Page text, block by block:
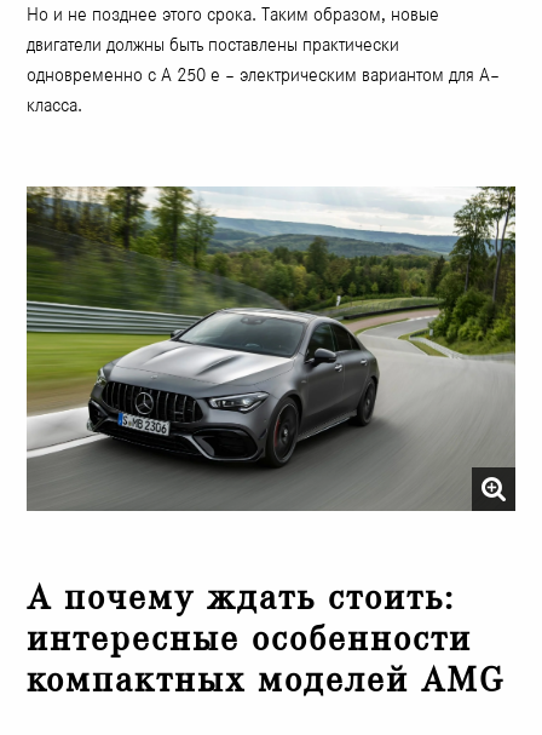
Но и не позднее этого срока. Таким образом, новые
двигатели должны быть поставлены практически
одновременно с A 250 e – электрическим вариантом для A–
класса.
А почему ждать стоить:
интересные особенности
компактных моделей AMG